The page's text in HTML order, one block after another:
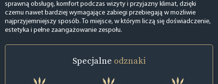
sprawną obsługę, komfort podczas wizyty i przyjazny klimat, dzięki
czemu nawet bardziej wymagające zabiegi przebiegają w możliwie
najprzyjemniejszy sposób. To miejsce, w którym liczą się doświadczenie,
estetyka i pełne zaangażowanie zespołu.
Specjalne odznaki